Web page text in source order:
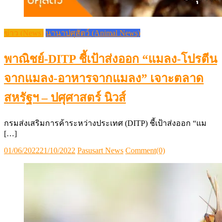
ข่าว (News) นานาปศุสัตว์ (Animal News)
พาณิชย์-DITP ชี้เป้าส่งออก “แมลง-โปรตีน
จากแมลง-อาหารจากแมลง” เจาะตลาด
สหรัฐฯ – ปศุศาสตร์ นิวส์
กรมส่งเสริมการค้าระหว่างประเทศ (DITP) ชี้เป้าส่งออก “แม
[…]
Posted
01/06/202221/10/2022 Author
Pasusart News Comment(0)